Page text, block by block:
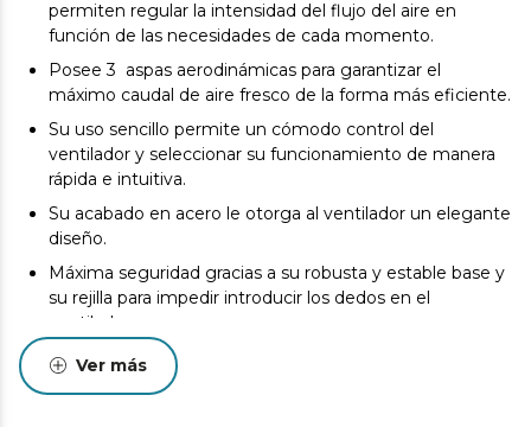
permiten regular la intensidad del flujo del aire en
función de las necesidades de cada momento.
Posee 3 aspas aerodinámicas para garantizar el
máximo caudal de aire fresco de la forma más eficiente.
Su uso sencillo permite un cómodo control del
ventilador y seleccionar su funcionamiento de manera
rápida e intuitiva.
Su acabado en acero le otorga al ventilador un elegante
diseño.
Máxima seguridad gracias a su robusta y estable base y
su rejilla para impedir introducir los dedos en el
ventilador.
Ver más